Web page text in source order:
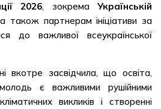
2026, зокрема Українській
також партнерам ініціативи за
до важливої всеукраїнської
вкотре засвідчила, що освіта,
є важливими рушійними
викликів і створенні